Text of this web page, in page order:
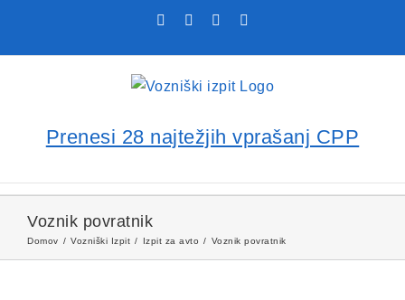
FacebookYouTube
Rss
Prenesi 28 najtežjih vprašanj CPP
Voznik povratnik
Domov Vozniški Izpit Izpit za avto Voznik povratnik